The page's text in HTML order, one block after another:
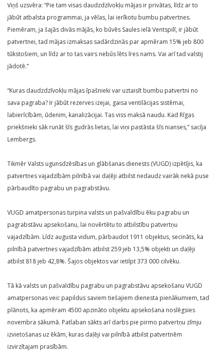
Viņš uzsvēra: “Pie tam visas daudzdzīvokļu mājas ir privātas, līdz ar to
jābūt atbalsta programmai, ja vēlas, lai ierīkotu bumbu patvertnes.
Piemēram, ja šajās divās mājās, ko būvēs Saules ielā Ventspilī, ir jābūt
patvertnei, tad mājas izmaksas sadārdzinās par apmēram 15% jeb 800
tūkstošiem, un līdz ar to tas vairs nebūs lēts īres nams. Vai arī tad valstij
jādotē.”
“Kuras daudzdzīvokļu mājas īpašnieki var uztaisīt bumbu patvertni no
sava pagraba? Ir jābūt rezerves izejai, gaisa ventilācijas sistēmai,
labierīcībām, ūdenim, kanalizācijai. Tas viss maksā naudu. Kad Rīgas
priekšnieki sāk runāt šīs gudrās lietas, lai viņi pastāsta šīs nianses,” sacīja
Lembergs.
Tikmēr Valsts ugunsdzēsības un glābšanas dienests (VUGD) izpētījis, ka
patvertnes vajadzībām pilnībā vai daļēji atbilst nedaudz vairāk nekā puse
pārbaudīto pagrabu un pagrabstāvu.
VUGD amatpersonas turpina valsts un pašvaldību ēku pagrabu un
pagrabstāvu apsekošanu, lai novērtētu to atbilstību patvertņu
vajadzībām. Līdz augusta vidum, pārbaudot 1911 objektus, secināts, ka
pilnībā patvertnes vajadzībām atbilst 259 jeb 13,5% objekti un daļēji
atbilst 818 jeb 42,8%. Šajos objektos var ietilpt 373 000 cilvēku.
Tā kā valsts un pašvaldību pagrabu un pagrabstāvu apsekošanu VUGD
amatpersonas veic papildus saviem tiešajiem dienesta pienākumiem, tad
plānots, ka apmēram 4500 apzināto objektu apsekošana noslēgsies
novembra sākumā. Patlaban sākts arī darbs pie pirmo patvertņu zīmju
izvietošanas uz ēkām, kuras daļēji vai pilnībā atbilst patvertnēm
izvirzītajam prasībām.